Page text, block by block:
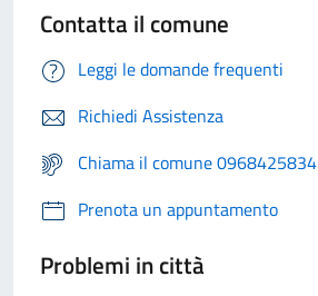
Contatta il comune
Leggi le domande frequenti
Richiedi Assistenza
Chiama il comune 0968425834
Prenota un appuntamento
Problemi in città